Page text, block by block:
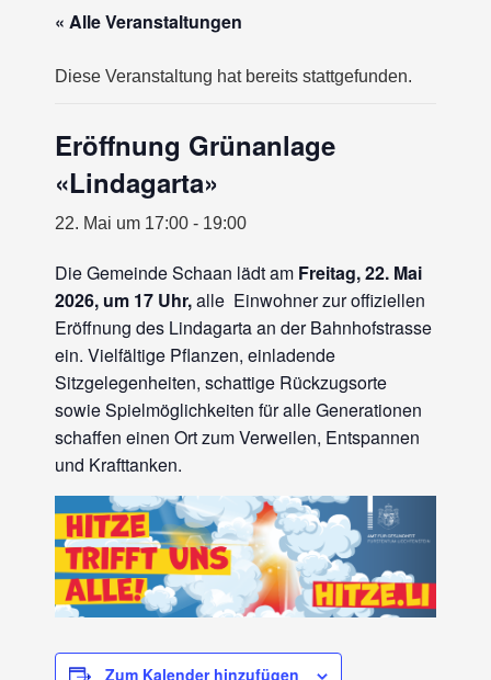
« Alle Veranstaltungen
Diese Veranstaltung hat bereits stattgefunden.
Eröffnung Grünanlage
«Lindagarta»
22. Mai um 17:00 - 19:00
Die Gemeinde Schaan lädt am Freitag, 22. Mai
2026, um 17 Uhr,alle Einwohner zur offiziellen
Eröffnung des Lindagarta an der Bahnhofstrasse
ein. Vielfältige Pflanzen, einladende
Sitzgelegenheiten, schattige Rückzugsorte
sowie Spielmöglichkeiten für alle Generationen
schaffen einen Ort zum Verweilen, Entspannen
und Krafttanken.
Zum Kalender hinzufügen